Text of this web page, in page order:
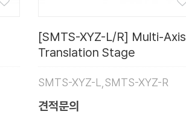
[SMTS-XYZ-L/R] Multi-Axis
Translation Stage
SMTS-XYZ-L,SMTS-XYZ-R
견적문의